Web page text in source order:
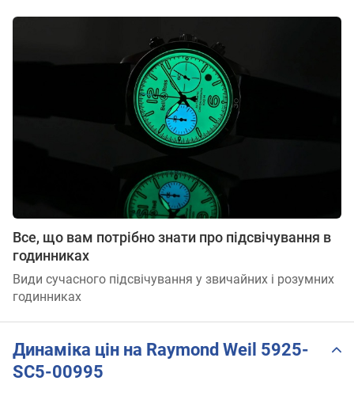
Все, що вам потрібно знати про підсвічування в
годинниках
Види сучасного підсвічування у звичайних і розумних
годинниках
Динаміка цін на Raymond Weil 5925-
SC5-00995